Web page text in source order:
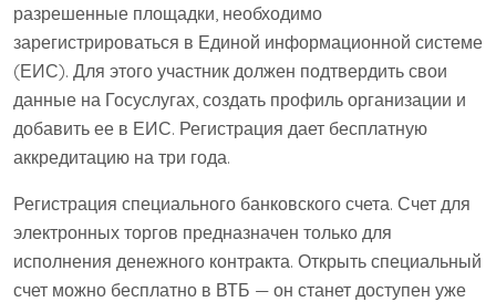
разрешенные площадки, необходимо
зарегистрироваться в Единой информационной системе
(ЕИС). Для этого участник должен подтвердить свои
данные на Госуслугах, создать профиль организации и
добавить ее в ЕИС. Регистрация дает бесплатную
аккредитацию на три года.
Регистрация специального банковского счета. Счет для
электронных торгов предназначен только для
исполнения денежного контракта. Открыть специальный
счет можно бесплатно в ВТБ — он станет доступен уже